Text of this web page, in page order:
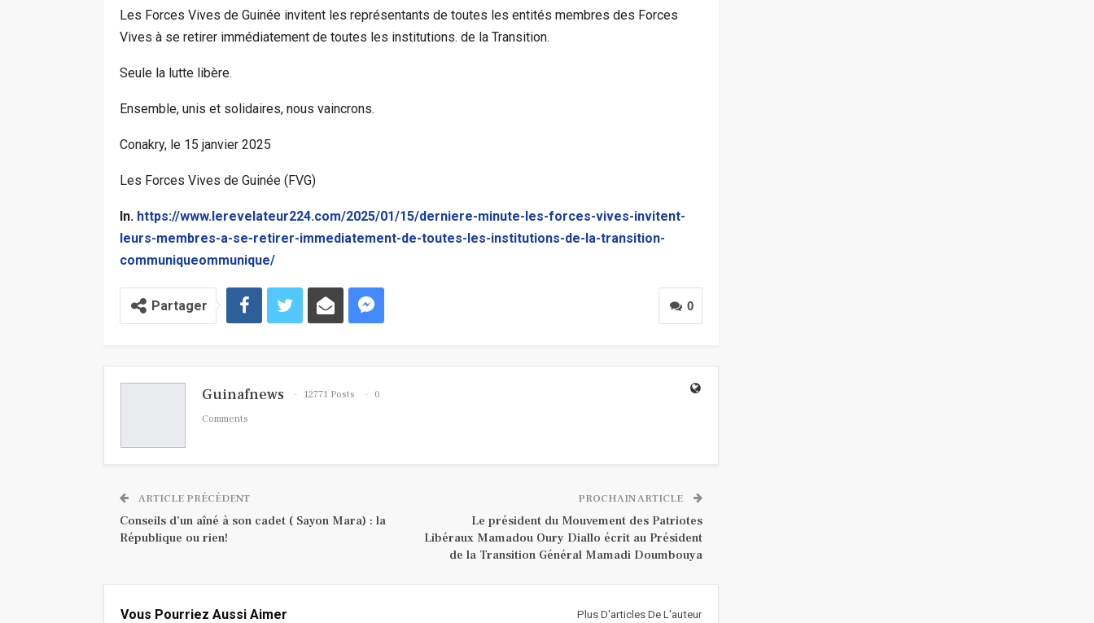
Les Forces Vives de Guinée invitent les représentants de toutes les entités membres des Forces
Vives à se retirer immédiatement de toutes les institutions. de la Transition.
Seule la lutte libère.
Ensemble, unis et solidaires, nous vaincrons.
Conakry, le 15 janvier 2025
Les Forces Vives de Guinée (FVG)
In. https://www.lerevelateur224.com/2025/01/15/derniere-minute-les-forces-vives-invitent-
leurs-membres-a-se-retirer-immediatement-de-toutes-les-institutions-de-la-transition-
communiqueommunique/
0
Partager
Guinafnews 12771 Posts
0
Comments
ARTICLE PRÉCÉDENT
Conseils d’un aîné à son cadet ( Sayon Mara) : la
République ou rien!
PROCHAIN ARTICLE
Le président du Mouvement des Patriotes
Libéraux Mamadou Oury Diallo écrit au Président
de la Transition Général Mamadi Doumbouya
Vous Pourriez Aussi Aimer Plus D'articles De L'auteur